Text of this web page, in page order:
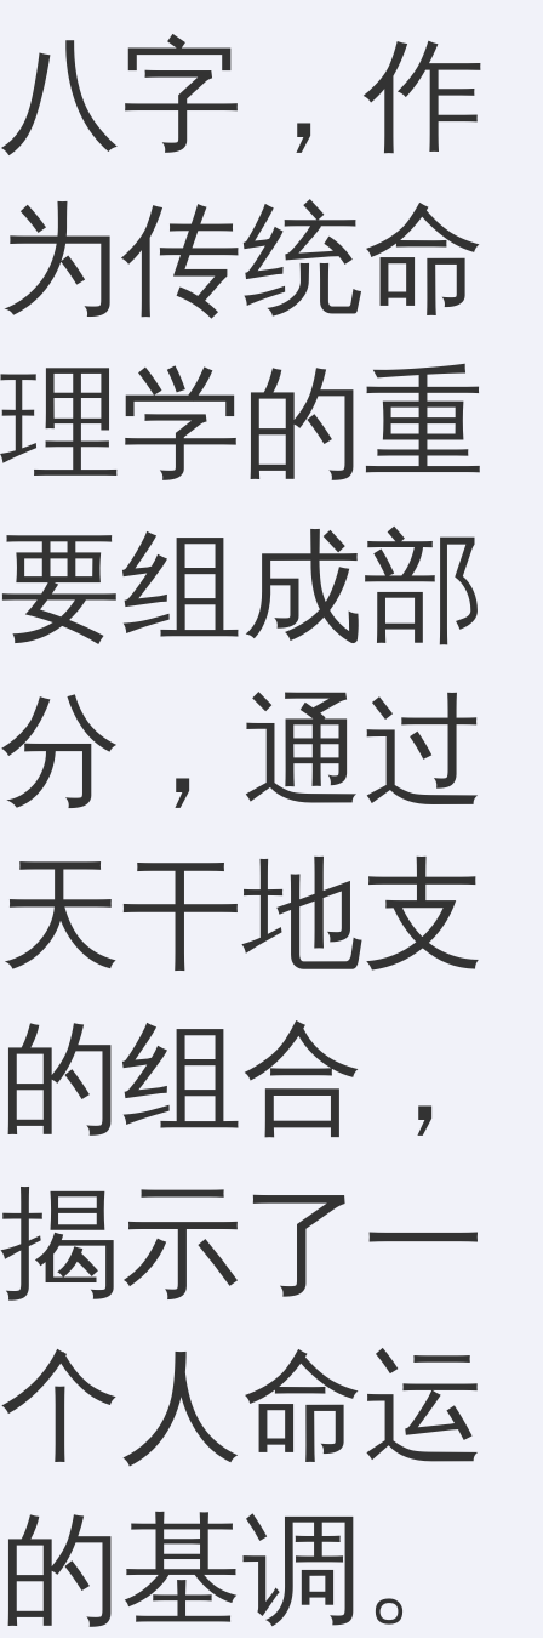
八字，作
为传统命
理学的重
要组成部
分，通过
天干地支
的组合，
揭示了一
个人命运
的基调。